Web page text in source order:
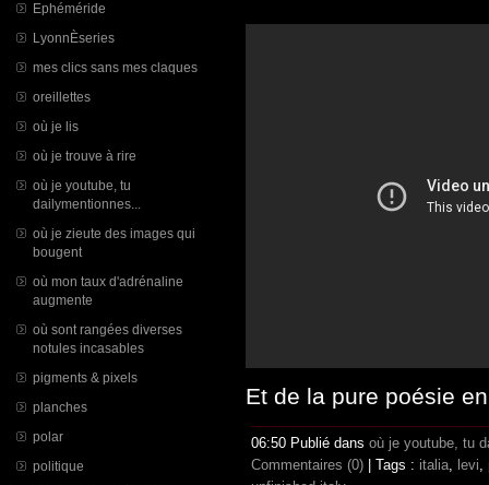
Ephéméride
LyonnÈseries
mes clics sans mes claques
oreillettes
où je lis
où je trouve à rire
où je youtube, tu
dailymentionnes...
où je zieute des images qui
bougent
où mon taux d'adrénaline
augmente
où sont rangées diverses
notules incasables
pigments & pixels
planches
polar
politique
Et de la pure poésie
06:50 Publié dans où je youtube, tu
Commentaires (0) | Tags : italia, levi,